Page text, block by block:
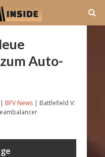
Auto-
| BFV News | Battlefield V: